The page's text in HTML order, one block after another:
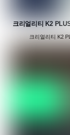
크리얼리티 K2
크리얼리티 K2